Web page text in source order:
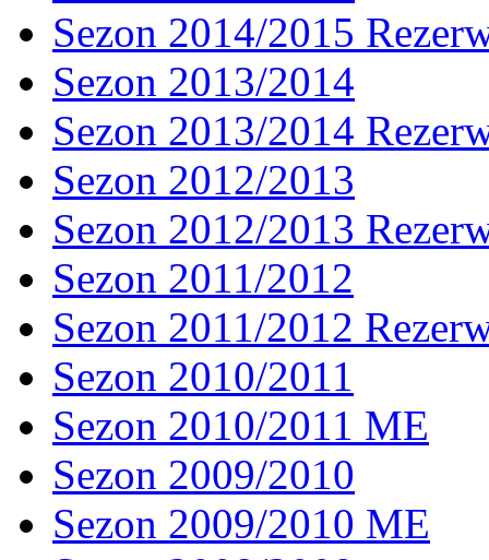
Sezon 2014/2015
Sezon 2013/2014
Sezon 2013/2014
Sezon 2012/2013
Sezon 2012/2013
Sezon 2011/2012
Sezon 2011/2012
Sezon 2010/2011
Sezon 2010/2011 ME
Sezon 2009/2010
Sezon 2009/2010 ME